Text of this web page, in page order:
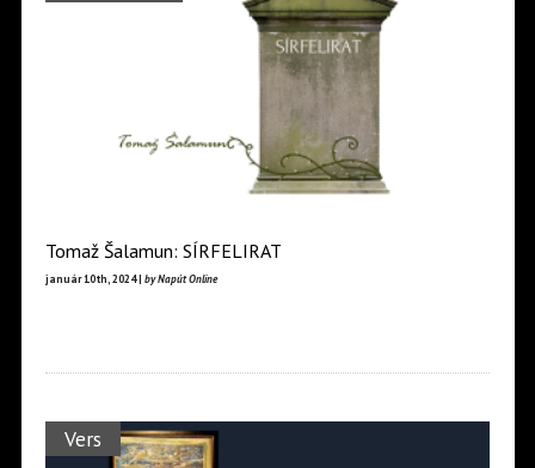
Tomaž Šalamun: SÍRFELIRAT
január 10th, 2024 | by Napút Online
Vers